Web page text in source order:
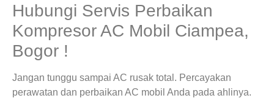
Hubungi Servis Perbaikan
Kompresor AC Mobil Ciampea,
Bogor !
Jangan tunggu sampai AC rusak total. Percayakan
perawatan dan perbaikan AC mobil Anda pada ahlinya.